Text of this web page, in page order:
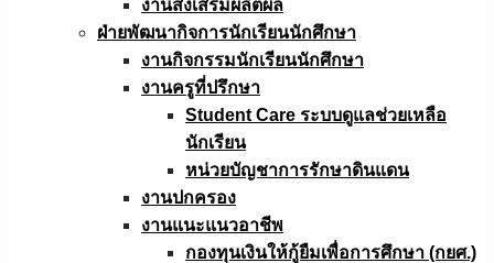
งานส่งเสริมผลิตผล
ฝ่ายพัฒนากิจการนักเรียนนักศึกษา
งานกิจกรรมนักเรียนนักศึกษา
งานครูที่ปรึกษา
Student Care ระบบดูแลช่วยเหลือ
นักเรียน
หน่วยบัญชาการรักษาดินแดน
งานปกครอง
งานแนะแนวอาชีพ
กองทุนเงินให้กู้ยืมเพื่อการศึกษา (กยศ.)